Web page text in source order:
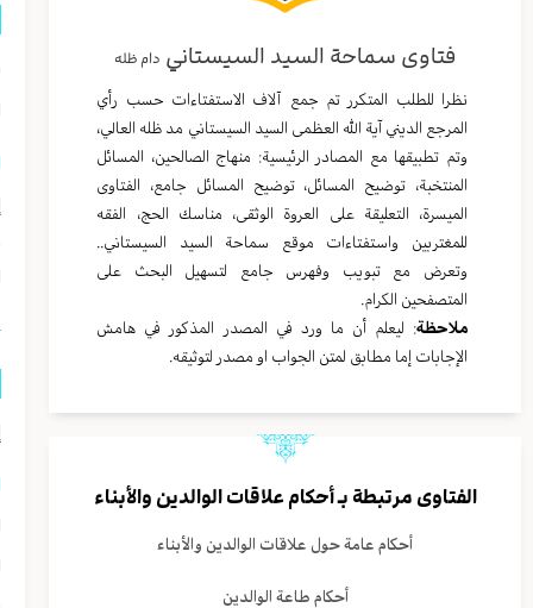
فتاوى سماحة السيد السيستاني دام ظله
نظرا للطلب المتكرر تم جمع آلاف الاستفتاءات حسب رأي
المرجع الديني آية الله العظمى السيد السيستاني مد ظله العالي،
وتم تطبيقها مع المصادر الرئيسية: منهاج الصالحين، المسائل
المنتخبة، توضيح المسائل، توضيح المسائل جامع، الفتاوى
الميسرة، التعليقة على العروة الوثقى، مناسك الحج، الفقه
للمغتربين واستفتاءات موقع سماحة السيد السيستاني..
وتعرض مع تبويب وفهرس جامع لتسهيل البحث على
المتصفحين الكرام.
ملاحظة: ليعلم أن ما ورد في المصدر المذكور في هامش
الإجابات إما مطابق لمتن الجواب او مصدر لتوثيقه.
الفتاوى مرتبطة بـأحكام علاقات الوالدين والأبناء
أحكام عامة حول علاقات الوالدين والأبناء
أحكام طاعة الوالدين